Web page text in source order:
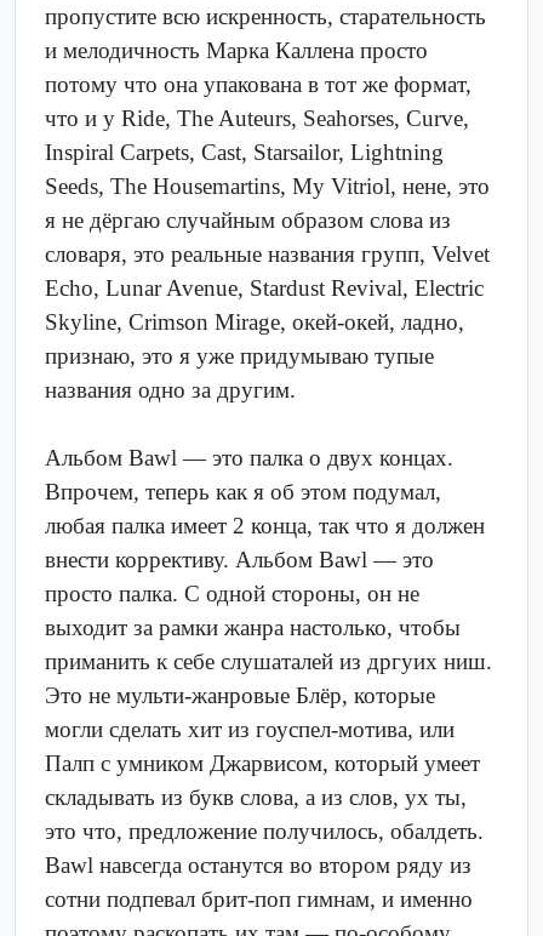
пропустите всю искренность, старательность
и мелодичность Марка Каллена просто
потому что она упакована в тот же формат,
что и у Ride, The Auteurs, Seahorses, Curve,
Inspiral Carpets, Cast, Starsailor, Lightning
Seeds, The Housemartins, My Vitriol, нене, это
я не дёргаю случайным образом слова из
словаря, это реальные названия групп, Velvet
Echo, Lunar Avenue, Stardust Revival, Electric
Skyline, Crimson Mirage, окей-окей, ладно,
признаю, это я уже придумываю тупые
названия одно за другим.
Альбом Bawl — это палка о двух концах.
Впрочем, теперь как я об этом подумал,
любая палка имеет 2 конца, так что я должен
внести коррективу. Альбом Bawl — это
просто палка. С одной стороны, он не
выходит за рамки жанра настолько, чтобы
приманить к себе слушаталей из дргуих ниш.
Это не мульти-жанровые Блёр, которые
могли сделать хит из гоуспел-мотива, или
Палп с умником Джарвисом, который умеет
складывать из букв слова, а из слов, ух ты,
это что, предложение получилось, обалдеть.
Bawl навсегда останутся во втором ряду из
сотни подпевал брит-поп гимнам, и именно